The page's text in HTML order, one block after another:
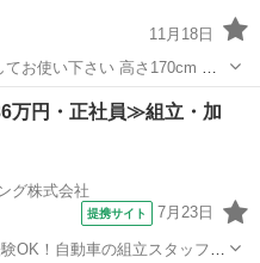
11月18日
お使い下さい 高さ170cm 幅
コンラック
万円・正社員≫組立・加
グ株式会社
提携サイト 7月23日
OK！自動車の組立スタッフ